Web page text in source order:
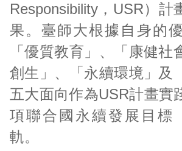
Responsibility，USR）計
果。臺師大根據自身的
「優質教育」、「康健社
創生」、「永續環境」及
五大面向作為USR計畫實
項聯合國永續發展目標
軌。